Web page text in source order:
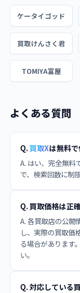
ケータイゴッド
買取けんさく君
TOMIYA富屋
よくある質問
Q.買取Xは無料
A. はい、完全無料
で、検索回数に制
Q. 買取価格は正
A. 各買取店の公開
し、実際の買取価
る場合があります
い。
Q. 対応している